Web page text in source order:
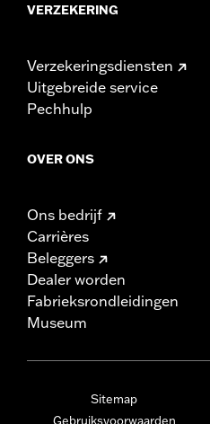
VERZEKERING
Verzekeringsdiensten
Uitgebreide service
Pechhulp
OVER ONS
Ons bedrijf
Carrières
Beleggers
Dealer worden
Fabrieksrondleidingen
Museum
Sitemap
Gebruiksvoorwaarden